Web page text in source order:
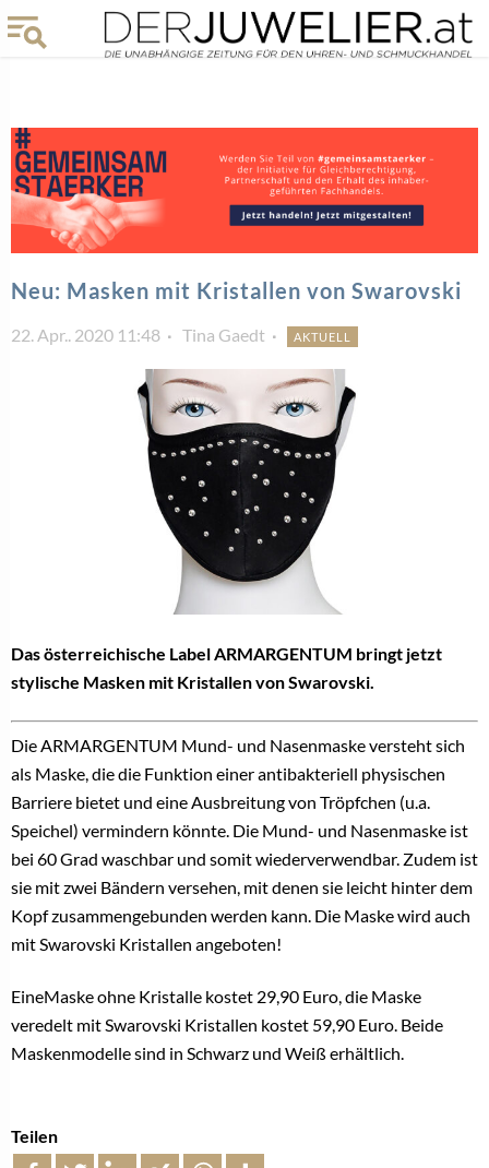
Neu: Masken mit Kristallen von Swarovski
22. Apr.. 2020 11:48 Tina Gaedt AKTUELL
Das österreichische Label ARMARGENTUM bringt jetzt
stylische Masken mit Kristallen von Swarovski.
Die ARMARGENTUM Mund- und Nasenmaske versteht sich
als Maske, die die Funktion einer antibakteriell physischen
Barriere bietet und eine Ausbreitung von Tröpfchen (u.a.
Speichel) vermindern könnte. Die Mund- und Nasenmaske ist
bei 60 Grad waschbar und somit wiederverwendbar. Zudem ist
sie mit zwei Bändern versehen, mit denen sie leicht hinter dem
Kopf zusammengebunden werden kann. Die Maske wird auch
mit Swarovski Kristallen angeboten!
EineMaske ohne Kristalle kostet 29,90 Euro, die Maske
veredelt mit Swarovski Kristallen kostet 59,90 Euro. Beide
Maskenmodelle sind in Schwarz und Weiß erhältlich.
Teilen